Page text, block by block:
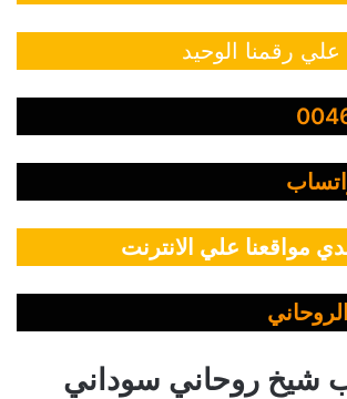
علي رقمنا الوحيد
مواقعنا علي الانترنت
شيخ روحاني سوداني